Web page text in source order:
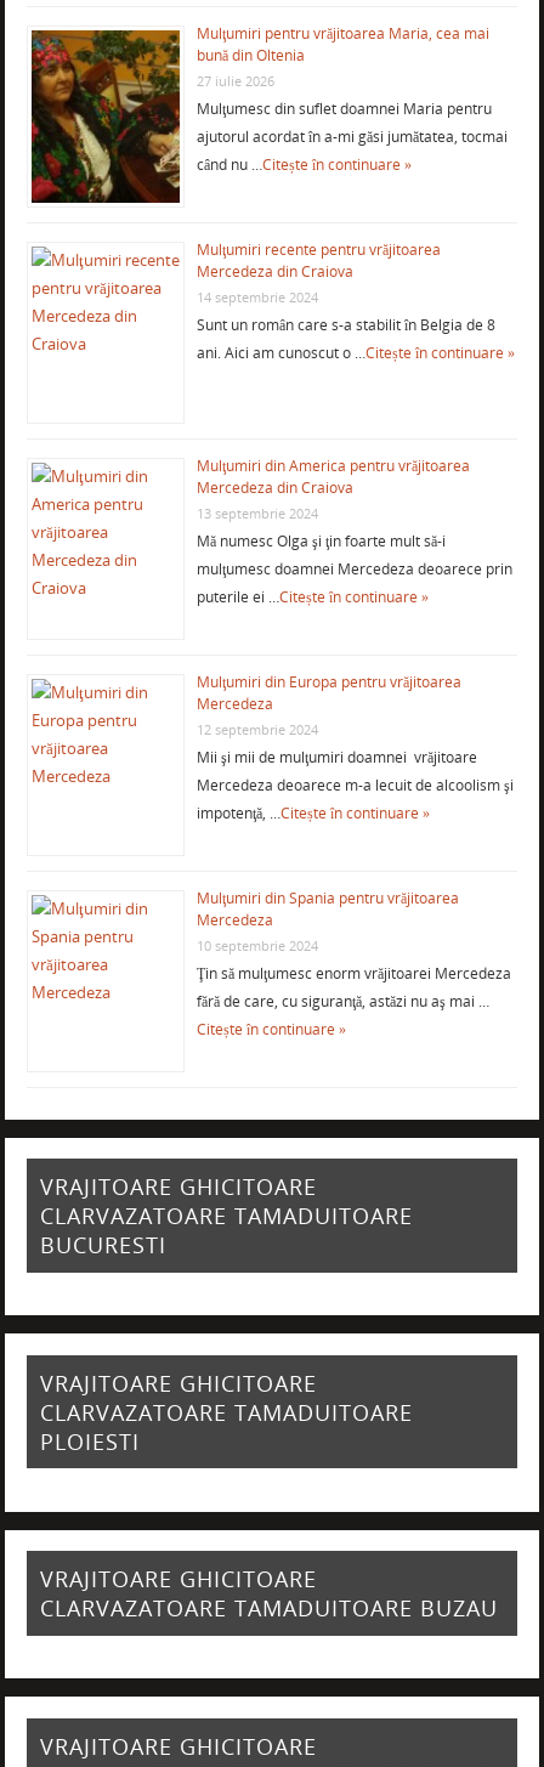
Mulţumiri pentru vrăjitoarea Maria, cea mai
bună din Oltenia
27 iulie 2026
Mulţumesc din suflet doamnei Maria pentru
ajutorul acordat în a-mi găsi jumătatea, tocmai
când nu …Citește în continuare »
Mulţumiri recente pentru vrăjitoarea
Mercedeza din Craiova
14 septembrie 2024
Sunt un român care s-a stabilit în Belgia de 8
ani. Aici am cunoscut o …Citește în continuare »
Mulţumiri din America pentru vrăjitoarea
Mercedeza din Craiova
13 septembrie 2024
Mă numesc Olga şi ţin foarte mult să-i
mulţumesc doamnei Mercedeza deoarece prin
puterile ei …Citește în continuare »
Mulţumiri din Europa pentru vrăjitoarea
Mercedeza
12 septembrie 2024
Mii şi mii de mulţumiri doamnei vrăjitoare
Mercedeza deoarece m-a lecuit de alcoolism şi
impotenţă, …Citește în continuare »
Mulţumiri din Spania pentru vrăjitoarea
Mercedeza
10 septembrie 2024
Ţin să mulţumesc enorm vrăjitoarei Mercedeza
fără de care, cu siguranţă, astăzi nu aş mai …
Citește în continuare »
VRAJITOARE GHICITOARE
CLARVAZATOARE TAMADUITOARE
BUCURESTI
VRAJITOARE GHICITOARE
CLARVAZATOARE TAMADUITOARE
PLOIESTI
VRAJITOARE GHICITOARE
CLARVAZATOARE TAMADUITOARE BUZAU
VRAJITOARE GHICITOARE